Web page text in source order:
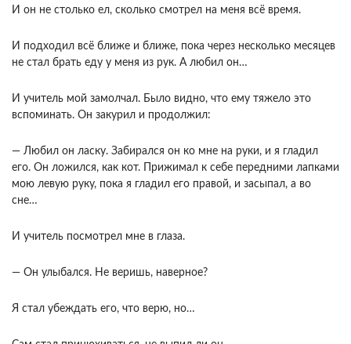
И он не столько ел, сколько смотрел на меня всё время.
И подходил всё ближе и ближе, пока через несколько месяцев
не стал брать еду у меня из рук. А любил он…
И учитель мой замолчал. Было видно, что ему тяжело это
вспоминать. Он закурил и продолжил:
— Любил он ласку. Забирался он ко мне на руки, и я гладил
его. Он ложился, как кот. Прижимал к себе передними лапками
мою левую руку, пока я гладил его правой, и засыпал, а во
сне…
И учитель посмотрел мне в глаза.
— Он улыбался. Не веришь, наверное?
Я стал убеждать его, что верю, но…